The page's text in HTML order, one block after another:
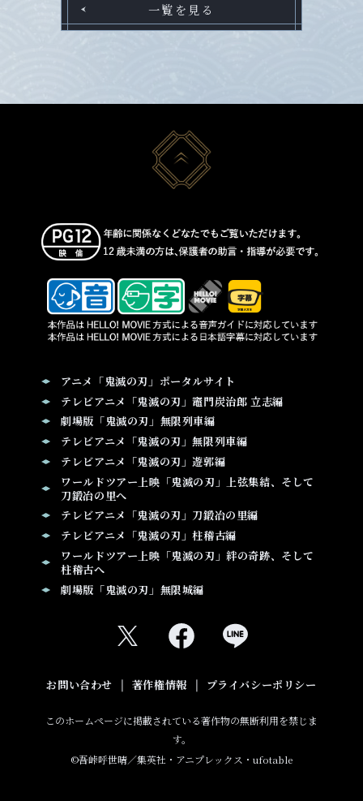
一覧を見る
アニメ「鬼滅の刃」ポータルサイト
テレビアニメ「鬼滅の刃」竈門炭治郎 立志編
劇場版「鬼滅の刃」無限列車編
テレビアニメ「鬼滅の刃」無限列車編
テレビアニメ「鬼滅の刃」遊郭編
ワールドツアー上映「鬼滅の刃」上弦集結、そして
刀鍛冶の里へ
テレビアニメ「鬼滅の刃」刀鍛冶の里編
テレビアニメ「鬼滅の刃」柱稽古編
ワールドツアー上映「鬼滅の刃」絆の奇跡、そして
柱稽古へ
劇場版「鬼滅の刃」無限城編
お問い合わせ 著作権情報 プライバシーポリシー
このホームページに掲載されている著作物の無断利用を禁じま
す。
©吾峠呼世晴／集英社・アニプレックス・ufotable